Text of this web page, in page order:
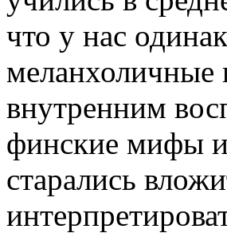
что у нас
меланхоличные
внутренним
финские мифы и
старались